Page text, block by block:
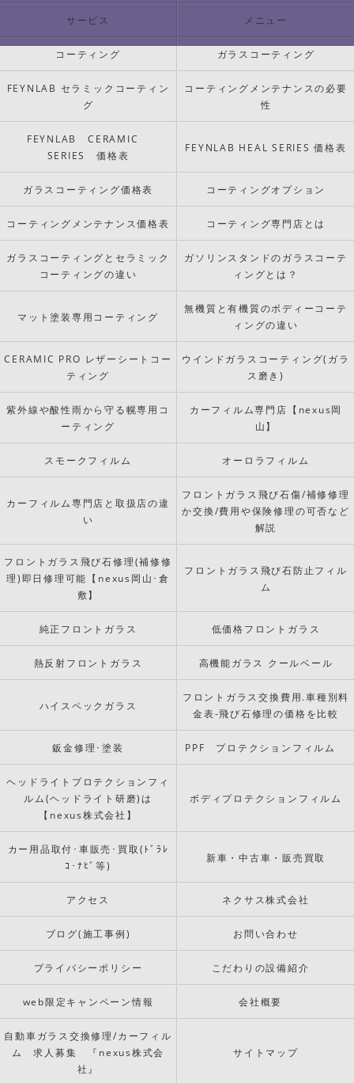
サービス メニュー
コーティング ガラスコーティング
FEYNLAB セラミックコーティン
グ
コーティングメンテナンスの必要
性
FEYNLAB CERAMIC
SERIES 価格表
FEYNLAB HEAL SERIES 価格表
ガラスコーティング価格表 コーティングオプション
コーティングメンテナンス価格表 コーティング専門店とは
ガラスコーティングとセラミック
コーティングの違い
ガソリンスタンドのガラスコーテ
ィングとは？
マット塗装専用コーティング
無機質と有機質のボディーコーテ
ィングの違い
CERAMIC PRO レザーシートコー
ティング
ウインドガラスコーティング(ガラ
ス磨き)
紫外線や酸性雨から守る幌専用コ
ーティング
カーフィルム専門店【nexus岡
山】
スモークフィルム オーロラフィルム
カーフィルム専門店と取扱店の違
い
フロントガラス飛び石傷/補修修理
か交換/費用や保険修理の可否など
解説
フロントガラス飛び石修理(補修修
理)即日修理可能【nexus岡山･倉
敷】
フロントガラス飛び石防止フィル
ム
純正フロントガラス 低価格フロントガラス
熱反射フロントガラス 高機能ガラス クールベール
ハイスペックガラス
フロントガラス交換費用.車種別料
金表-飛び石修理の価格を比較
鈑金修理･塗装 PPF プロテクションフィルム
ヘッドライトプロテクションフィ
ルム(ヘッドライト研磨)は
【nexus株式会社】
ボディプロテクションフィルム
カー用品取付･車販売･買取(ﾄﾞﾗﾚ
ｺ･ﾅﾋﾞ等)
新車・中古車・販売買取
アクセス ネクサス株式会社
ブログ(施工事例) お問い合わせ
プライバシーポリシー こだわりの設備紹介
web限定キャンペーン情報 会社概要
自動車ガラス交換修理/カーフィル
ム 求人募集 『nexus株式会
社』
サイトマップ